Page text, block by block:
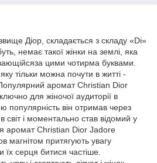
Діор, складається з складу «Di»
немає такої жінки на землі, яка
цими чотирма буквами.
тільки можна почути в житті -
аромат Christian Dior
для жіночої аудиторії в
популярність він отримав через
світ і моментально став відомий у
аромат Christian Dior Jadore
магнітом притягують увагу
їх серця битися частіше.